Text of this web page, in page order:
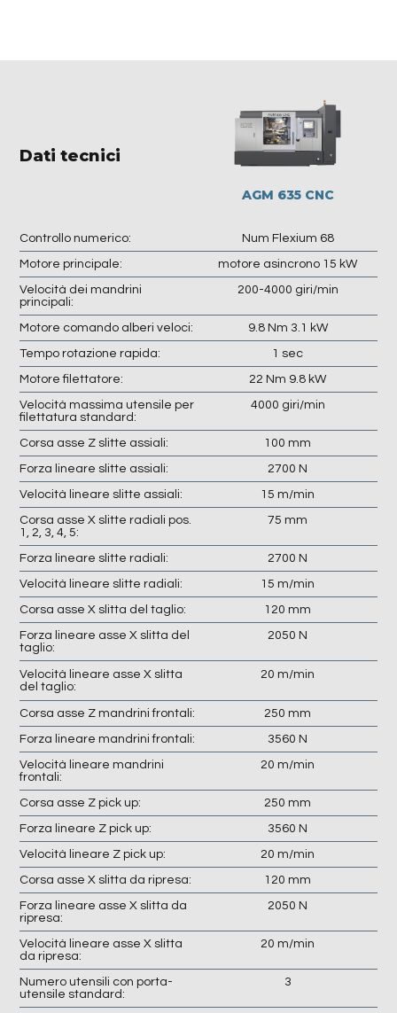
Dati tecnici
AGM 635 CNC
Controllo numerico: Num Flexium 68
Motore principale: motore asincrono 15 kW
Velocità dei mandrini
principali:
200-4000 giri/min
Motore comando alberi veloci: 9.8 Nm 3.1 kW
Tempo rotazione rapida: 1 sec
Motore filettatore: 22 Nm 9.8 kW
Velocità massima utensile per
filettatura standard:
4000 giri/min
Corsa asse Z slitte assiali: 100 mm
Forza lineare slitte assiali: 2700 N
Velocità lineare slitte assiali: 15 m/min
Corsa asse X slitte radiali pos.
1, 2, 3, 4, 5:
75 mm
Forza lineare slitte radiali: 2700 N
Velocità lineare slitte radiali: 15 m/min
Corsa asse X slitta del taglio: 120 mm
Forza lineare asse X slitta del
taglio:
2050 N
Velocità lineare asse X slitta
del taglio:
20 m/min
Corsa asse Z mandrini frontali: 250 mm
Forza lineare mandrini frontali: 3560 N
Velocità lineare mandrini
frontali:
20 m/min
Corsa asse Z pick up: 250 mm
Forza lineare Z pick up: 3560 N
Velocità lineare Z pick up: 20 m/min
Corsa asse X slitta da ripresa: 120 mm
Forza lineare asse X slitta da
ripresa:
2050 N
Velocità lineare asse X slitta
da ripresa:
20 m/min
Numero utensili con porta-
utensile standard:
3